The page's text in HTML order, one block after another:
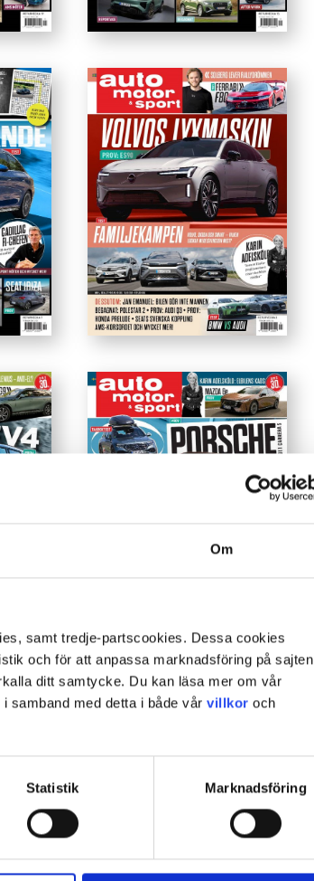
Om
samt tredje-partscookies. Dessa cookies
och för att anpassa marknadsföring på sajten
ditt samtycke. Du kan läsa mer om vår
samband med detta i både vår villkor och
Statistik Marknadsföring